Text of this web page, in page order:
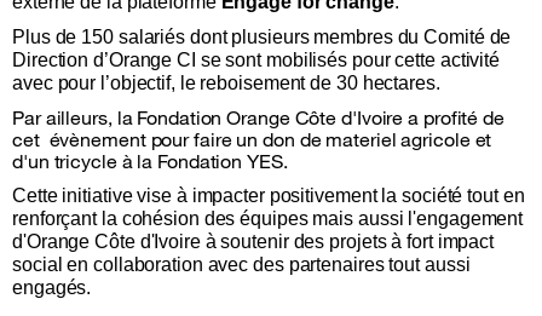
Plus de 150 salariés dont plusieurs membres du Comité de
Direction d’Orange CI se sont mobilisés pour cette activité
avec pour l’objectif, le reboisement de 30 hectares.
Par ailleurs, la Fondation Orange Côte d'Ivoire a profité de
cet évènement pour faire un don de materiel agricole et
d'un tricycle à la Fondation YES.
Cette initiative vise à impacter positivement la société tout en
renforçant la cohésion des équipes mais aussi l'engagement
d'Orange Côte d'Ivoire à soutenir des projets à fort impact
social en collaboration avec des partenaires tout aussi
engagés.